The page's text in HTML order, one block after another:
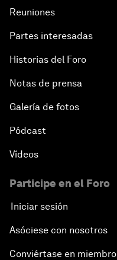
Reuniones
Partes interesadas
Historias del Foro
Notas de prensa
Galería de fotos
Pódcast
Vídeos
Participe en el Foro
Iniciar sesión
Asóciese con nosotros
Conviértase en miembro